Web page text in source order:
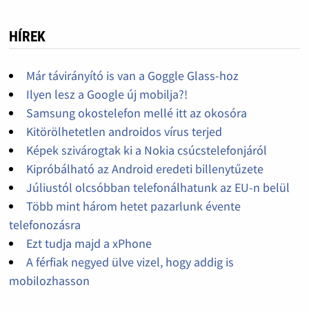
HÍREK
Már távirányító is van a Goggle Glass-hoz
Ilyen lesz a Google új mobilja?!
Samsung okostelefon mellé itt az okosóra
Kitörölhetetlen androidos vírus terjed
Képek szivárogtak ki a Nokia csúcstelefonjáról
Kipróbálható az Android eredeti billenytűzete
Júliustól olcsóbban telefonálhatunk az EU-n belül
Több mint három hetet pazarlunk évente
telefonozásra
Ezt tudja majd a xPhone
A férfiak negyed ülve vizel, hogy addig is
mobilozhasson